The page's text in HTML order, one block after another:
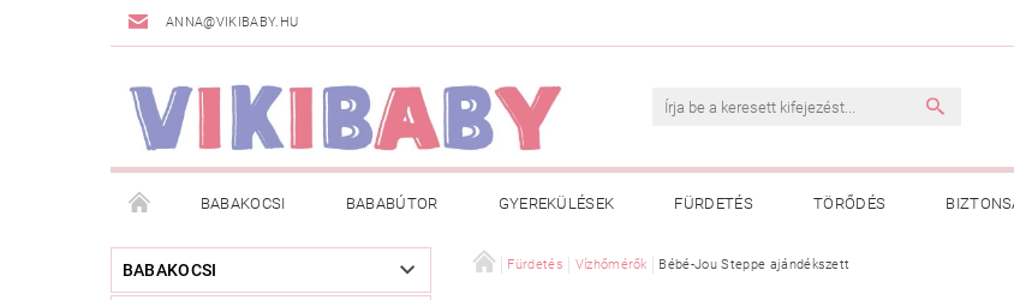
ANNA@VIKIBABY.HU
BABAKOCSI BABABÚTOR GYEREKÜLÉSEK FÜRDETÉS TÖRŐDÉS
DOGSPACE AKCIÓS TERMÉKEINK VÁSÁRLÁSI FELTÉTELEK
BABAKOCSI Fürdetés Vízhőmérők Bébé-Jou Steppe ajándékszett